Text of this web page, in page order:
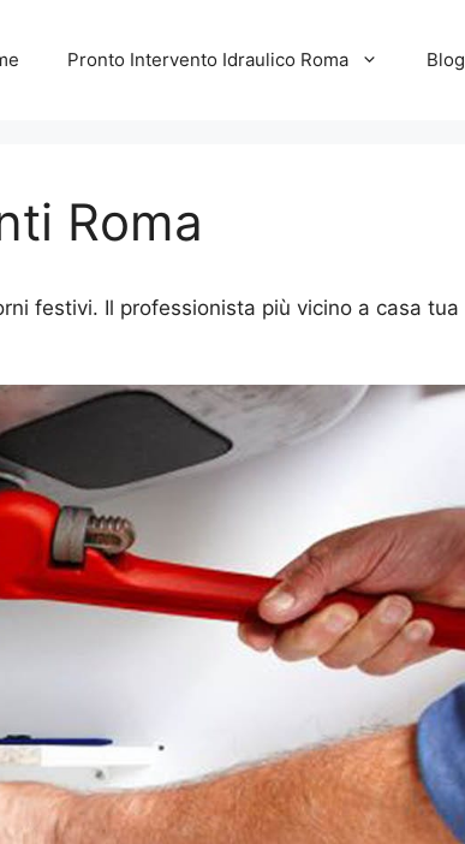
Pronto Intervento Idraulico Roma Blog
Roma
festivi. Il professionista più vicino a casa